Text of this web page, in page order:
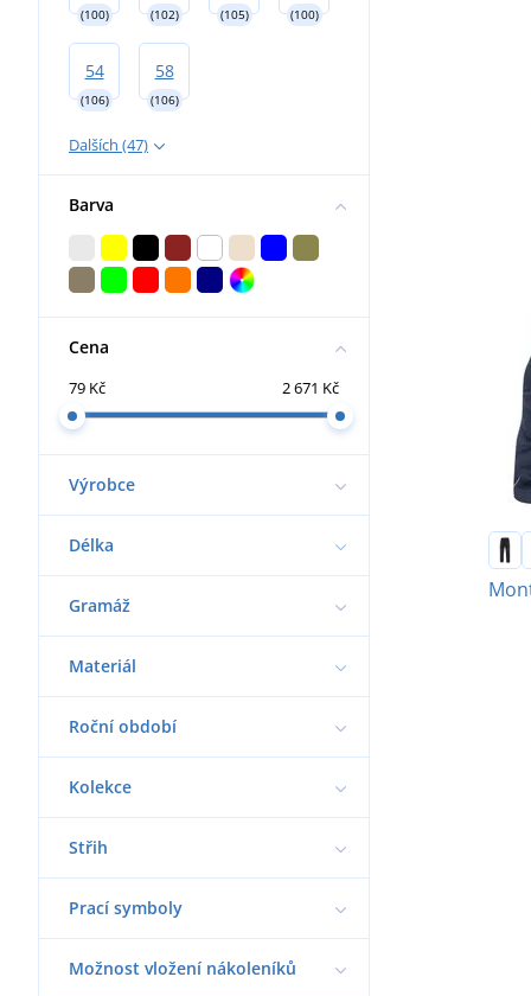
(100) (102) (105) (100)
54
(106)
58
(106)
Dalších (47)
Barva
Cena
79 Kč 2 671 Kč
Výrobce
Délka
Gramáž
Materiál
Roční období
Kolekce
Střih
Prací symboly
Možnost vložení nákoleníků